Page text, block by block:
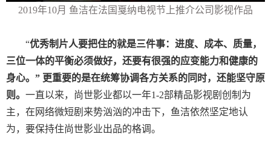
2019年10月 鱼洁在法国戛纳电视节上推介公司影视作品
“优秀制片人要把住的就是三件事：进度、成本、质量，
三位一体的平衡必须做好，还要有很强的应变能力和健康的
身心。” 更重要的是在统筹协调各方关系的同时，还能坚守原
则。 一直以来，尚世影业都以一年1-2部精品影视剧创制为
主，在网络微短剧来势汹汹的冲击下，鱼洁依然坚定地认
为，要保持住尚世影业出品的格调。